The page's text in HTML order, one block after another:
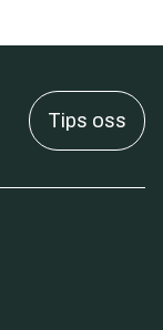
Tips oss